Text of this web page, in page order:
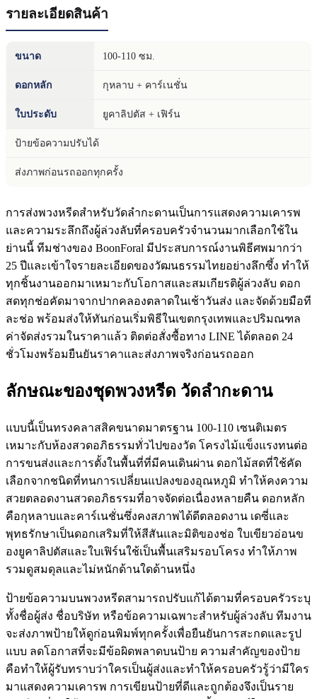
รายละเอียดสินค้า
ขนาด 100-110 ซม.
ดอกหลัก กุหลาบ + คาร์เนชั่น
ใบประดับ ยูคาลิปตัส + เฟิร์น
ป้ายข้อความปรับได้
ส่งภาพก่อนรถออกทุกครั้ง
การส่งพวงหรีดสำหรับวัดลำกะดานเป็นการแสดงความเคารพ
และความระลึกถึงผู้ล่วงลับที่ครอบครัวจำนวนมากเลือกใช้ใน
ย่านนี้ ทีมช่างของ BoonForal มีประสบการณ์งานพิธีศพมากว่า
25 ปีและเข้าใจรายละเอียดของวัฒนธรรมไทยอย่างลึกซึ้ง ทำให้
ทุกชิ้นงานออกมาเหมาะกับโอกาสและสมเกียรติผู้ล่วงลับ ดอก
สดทุกช่อคัดมาจากปากคลองตลาดในเช้าวันส่ง และจัดด้วยมือที
ละช่อ พร้อมส่งให้ทันก่อนเริ่มพิธีในเขตกรุงเทพและปริมณฑล
ค่าจัดส่งรวมในราคาแล้ว ติดต่อสั่งซื้อทาง LINE ได้ตลอด 24
ชั่วโมงพร้อมยืนยันราคาและส่งภาพจริงก่อนรถออก
ลักษณะของชุดพวงหรีด วัดลำกะดาน
แบบนี้เป็นทรงคลาสสิคขนาดมาตรฐาน 100-110 เซนติเมตร
เหมาะกับห้องสวดอภิธรรมทั่วไปของวัด โครงไม้แข็งแรงทนต่อ
การขนส่งและการตั้งในพื้นที่ที่มีคนเดินผ่าน ดอกไม้สดที่ใช้คัด
เลือกจากชนิดที่ทนการเปลี่ยนแปลงของอุณหภูมิ ทำให้คงความ
สวยตลอดงานสวดอภิธรรมที่อาจจัดต่อเนื่องหลายคืน ดอกหลัก
คือกุหลาบและคาร์เนชั่นซึ่งคงสภาพได้ดีตลอดงาน เดซี่และ
พุทธรักษาเป็นดอกเสริมที่ให้สีสันและมิติของช่อ ใบเขียวอ่อนข
องยูคาลิปตัสและใบเฟิร์นใช้เป็นพื้นเสริมรอบโครง ทำให้ภาพ
รวมดูสมดุลและไม่หนักด้านใดด้านหนึ่ง
ป้ายข้อความบนพวงหรีดสามารถปรับแก้ได้ตามที่ครอบครัวระบุ
ทั้งชื่อผู้ส่ง ชื่อบริษัท หรือข้อความเฉพาะสำหรับผู้ล่วงลับ ทีมงาน
จะส่งภาพป้ายให้ดูก่อนพิมพ์ทุกครั้งเพื่อยืนยันการสะกดและรูป
แบบ ลดโอกาสที่จะมีข้อผิดพลาดบนป้าย ความสำคัญของป้าย
คือทำให้ผู้รับทราบว่าใครเป็นผู้ส่งและทำให้ครอบครัวรู้ว่ามีใคร
มาแสดงความเคารพ การเขียนป้ายที่ดีและถูกต้องจึงเป็นราย